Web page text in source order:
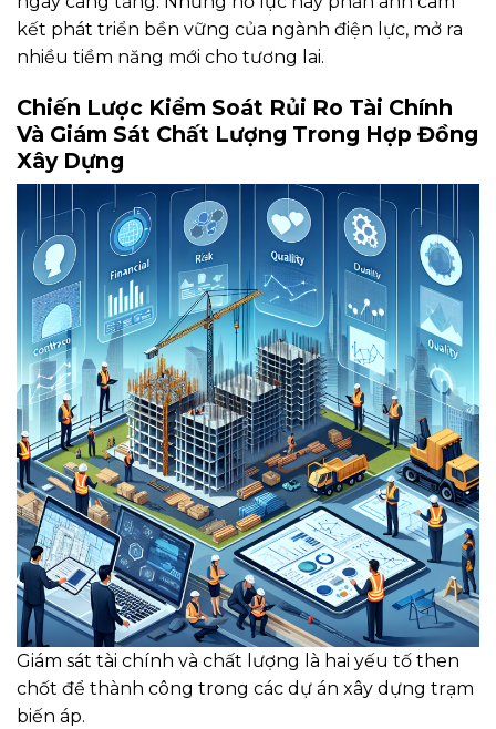
kết phát triển bền vững của ngành điện lực, mở ra
nhiều tiềm năng mới cho tương lai.
Chiến Lược Kiểm Soát Rủi Ro Tài Chính
Và Giám Sát Chất Lượng Trong Hợp Đồng
Xây Dựng
Giám sát tài chính và chất lượng là hai yếu tố then
chốt để thành công trong các dự án xây dựng trạm
biến áp.